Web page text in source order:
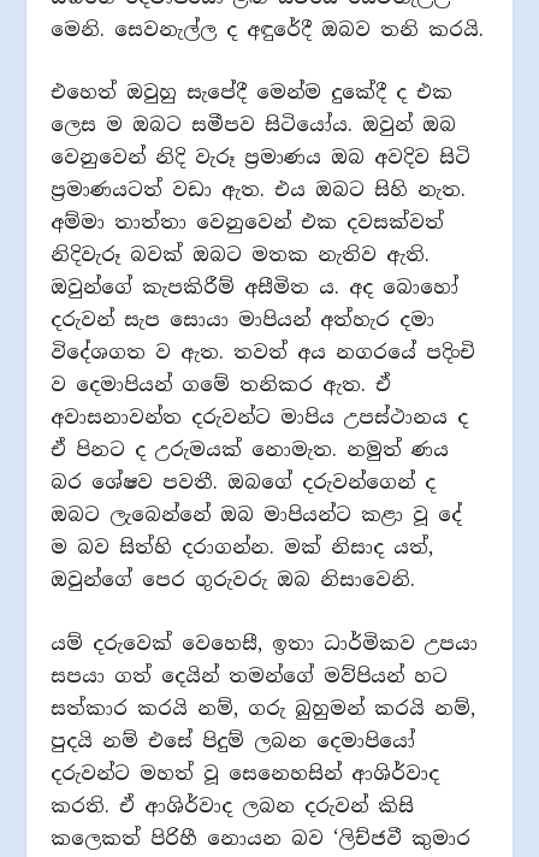
මෙනි. සෙවනැල්ල ද අඳුරේදී ඔබව තනි කරයි.
එහෙත් ඔවුහු සැපේදී මෙන්ම දුකේදී ද එක
ලෙස ම ඔබට සමීපව සිටියෝය. ඔවුන් ඔබ
වෙනුවෙන් නිදි වැරූ ප්‍රමාණය ඔබ අවදිව සිටි
ප්‍රමාණයටත් වඩා ඇත. එය ඔබට සිහි නැත.
අම්මා තාත්තා වෙනුවෙන් එක දවසක්වත්
නිදිවැරූ බවක් ඔබට මතක නැතිව ඇති.
ඔවුන්ගේ කැපකිරීම් අසීමිත ය. අද බොහෝ
දරුවන් සැප සොයා මාපියන් අත්හැර දමා
විදේශගත ව ඇත. තවත් අය නගරයේ පදිංචි
ව දෙමාපියන් ගමේ තනිකර ඇත. ඒ
අවාසනාවන්ත දරුවන්ට මාපිය උපස්ථානය ද
ඒ පිනට ද උරුමයක් නොමැත. නමුත් ණය
බර ශේෂව පවතී. ඔබගේ දරුවන්ගෙන් ද
ඔබට ලැබෙන්නේ ඔබ මාපියන්ට කළා වූ දේ
ම බව සිත්හි දරාගන්න. මක් නිසාද යත්,
ඔවුන්ගේ පෙර ගුරුවරු ඔබ නිසාවෙනි.
යම් දරුවෙක් වෙහෙසී, ඉතා ධාර්මිකව උපයා
සපයා ගත් දෙයින් තමන්ගේ මව්පියන් හට
සත්කාර කරයි නම්, ගරු බුහුමන් කරයි නම්,
පුදයි නම් එසේ පිදුම් ලබන දෙමාපියෝ
දරුවන්ට මහත් වූ සෙනෙහසින් ආශිර්වාද
කරති. ඒ ආශිර්වාද ලබන දරුවන් කිසි
කලෙකත් පිරිහී නොයන බව ‘ලිච්ජවී කුමාර